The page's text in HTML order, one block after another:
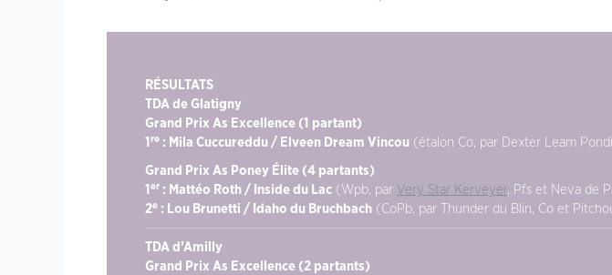
RÉSULTATS
TDA de Glatigny
Grand Prix As Excellence (1 partant)
1 re : Mila Cuccureddu / Elveen Dream Vincou (étalon Co, par Dexter Leam
Grand Prix As Poney Élite (4 partants)
1 er : Mattéo Roth / Inside du Lac (Wpb, par Very Star Kerveyer, Pfs et Neva de
2e : Lou Brunetti / Idaho du Bruchbach (CoPb, par Thunder du Blin, Co et
TDA d’Amilly
Grand Prix As Excellence (2 partants)